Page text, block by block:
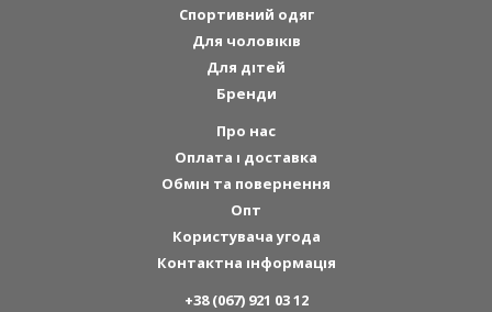
Спортивний одяг
Для чоловіків
Для дітей
Бренди
Про нас
Оплата і доставка
Обмін та повернення
Опт
Користувача угода
Контактна інформація
+38 (067) 921 03 12